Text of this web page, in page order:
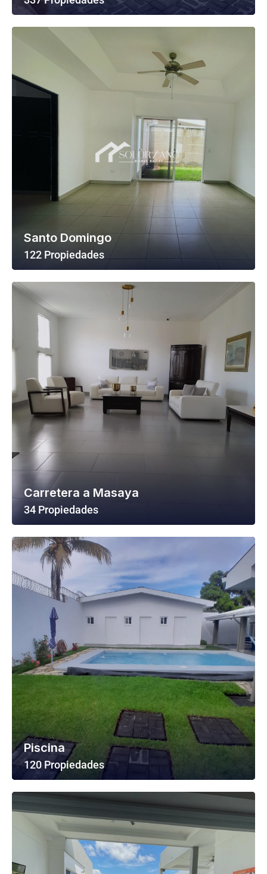
Ver Todas Las Propiedades
Santo Domingo
122 Propiedades
Ver Todas Las Propiedades
Carretera a Masaya
34 Propiedades
Ver Todas Las Propiedades
Piscina
120 Propiedades
Ver Todas Las Propiedades